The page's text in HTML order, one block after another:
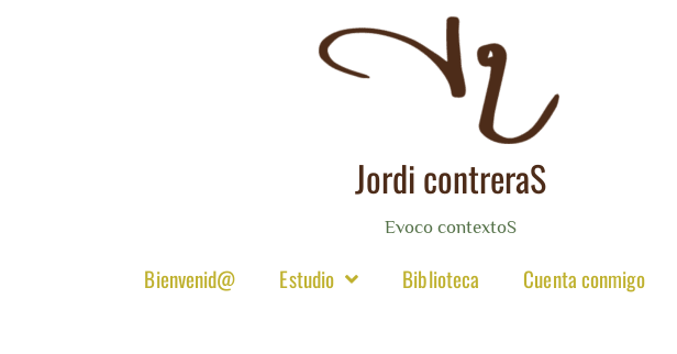
Jordi contreraS
Evoco contextoS
Bienvenid@ Estudio Biblioteca Cuenta conmigo